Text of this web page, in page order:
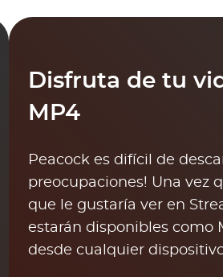
Disfruta de tu
MP4
Peacock es difícil de
preocupaciones! Una vez
que le gustaría ver en
estarán disponibles como
desde cualquier